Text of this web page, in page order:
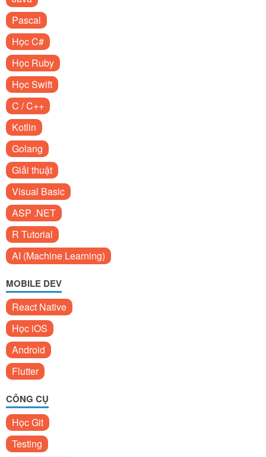
Pascal
Học C#
Học Ruby
Học Swift
C / C++
Kotlin
Golang
Giải thuật
Visual Basic
ASP .NET
R Tutorial
AI (Machine Learning)
MOBILE DEV
React Native
Học iOS
Android
Flutter
CÔNG CỤ
Học Git
Testing